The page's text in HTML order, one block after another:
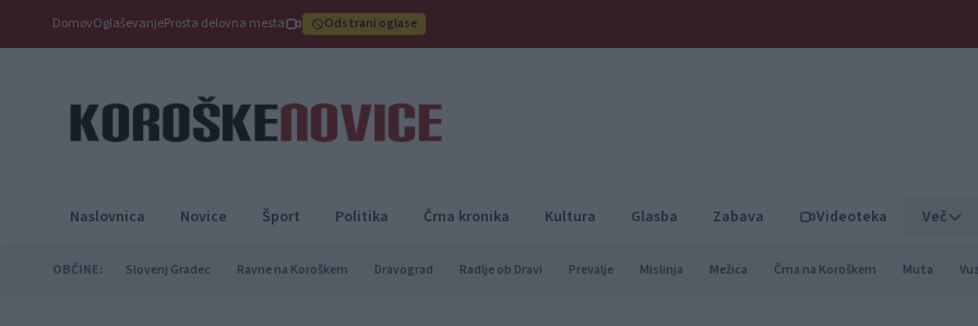
DomovOglaševanjeProsta delovna mesta Odstrani oglase
Naslovnica Novice Šport Politika Črna kronika Kultura Glasba Zabava Videoteka Več
OBČINE: Slovenj Gradec Ravne na Koroškem Dravograd Radlje ob Dravi Prevalje Mislinja Mežica Črna na Koroškem Muta